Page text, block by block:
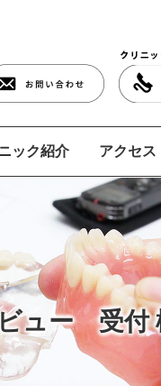
ック紹介 アクセス
ュー 受付